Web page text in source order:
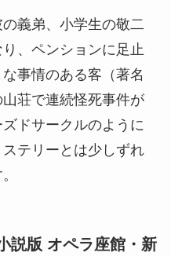
義弟、小学生の敬二
、ペンションに足止
事情のある客（著名
荘で連続怪死事件が
ドサークルのように
テリーとは少しずれ
説版 オペラ座館・新